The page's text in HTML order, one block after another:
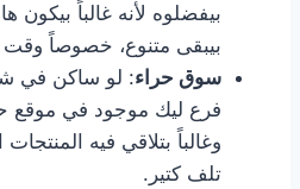
بيفضلوه لأنه غالباً بيكون
بيبقى متنوع، خصوصاً وقت
سوق حراء: لو ساكن في
فرع ليك موجود في موقع
وغالباً بتلاقي فيه
تلف كتير.